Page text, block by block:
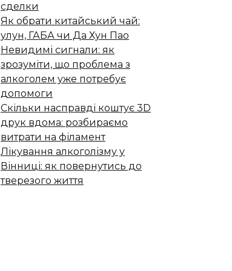
сделки
Як обрати китайський чай:
улун, ГАБА чи Да Хун Пао
Невидимі сигнали: як
зрозуміти, що проблема з
алкоголем уже потребує
допомоги
Скільки насправді коштує 3D
друк вдома: розбираємо
витрати на філамент
Лікування алкоголізму у
Вінниці: як повернутись до
тверезого життя